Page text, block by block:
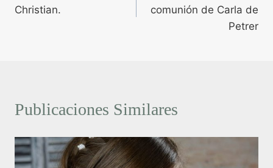
Christian.
comunión de Carla de
Petrer
Publicaciones Similares